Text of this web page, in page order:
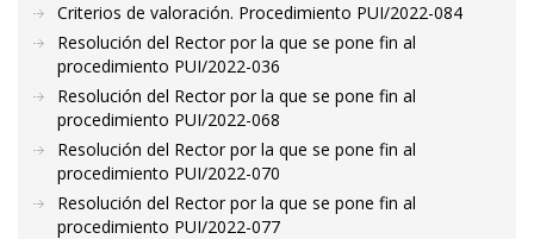
Criterios de valoración. Procedimiento PUI/2022-084
Resolución del Rector por la que se pone fin al
procedimiento PUI/2022-036
Resolución del Rector por la que se pone fin al
procedimiento PUI/2022-068
Resolución del Rector por la que se pone fin al
procedimiento PUI/2022-070
Resolución del Rector por la que se pone fin al
procedimiento PUI/2022-077